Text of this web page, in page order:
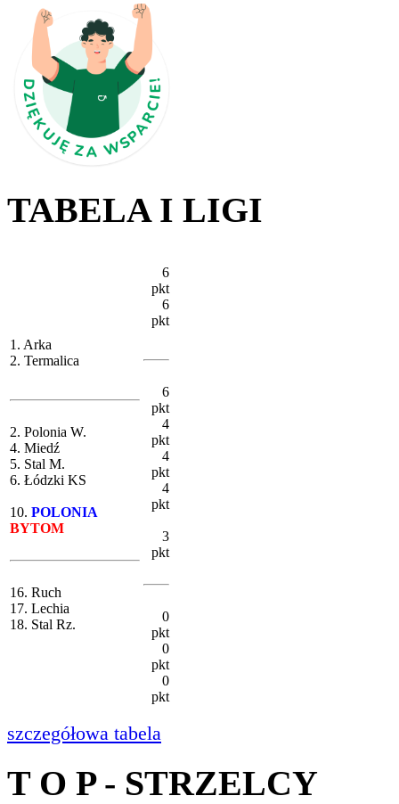
TABELA I LIGI
1. Arka
2. Termalica
2. Polonia W.
4. Miedź
5. Stal M.
6. Łódzki KS
10. POLONIA
BYTOM
16. Ruch
17. Lechia
18. Stal Rz.
6
pkt
6
pkt
6
pkt
4
pkt
4
pkt
4
pkt
3
pkt
0
pkt
0
pkt
0
pkt
szczegółowa tabela
T O P - STRZELCY